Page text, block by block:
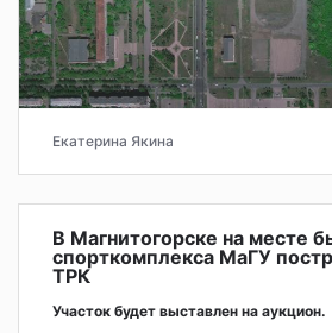
Екатерина Якина
В Магнитогорске на месте
спорткомплекса МаГУ
ТРК
Участок будет выставлен на аукцион.